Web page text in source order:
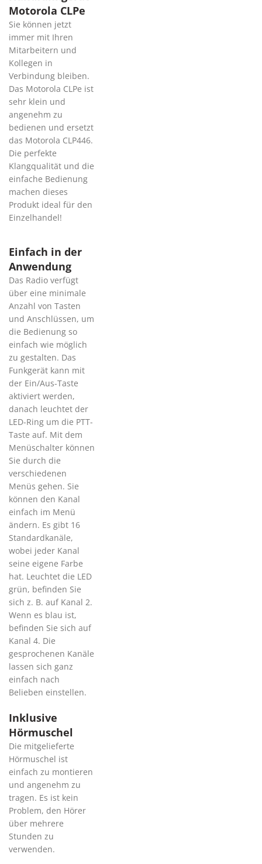
Motorola CLPe
Sie können jetzt
immer mit Ihren
Mitarbeitern und
Kollegen in
Verbindung bleiben.
Das Motorola CLPe ist
sehr klein und
angenehm zu
bedienen und ersetzt
das Motorola CLP446.
Die perfekte
Klangqualität und die
einfache Bedienung
machen dieses
Produkt ideal für den
Einzelhandel!
Einfach in der
Anwendung
Das Radio verfügt
über eine minimale
Anzahl von Tasten
und Anschlüssen, um
die Bedienung so
einfach wie möglich
zu gestalten. Das
Funkgerät kann mit
der Ein/Aus-Taste
aktiviert werden,
danach leuchtet der
LED-Ring um die PTT-
Taste auf. Mit dem
Menüschalter können
Sie durch die
verschiedenen
Menüs gehen. Sie
können den Kanal
einfach im Menü
ändern. Es gibt 16
Standardkanäle,
wobei jeder Kanal
seine eigene Farbe
hat. Leuchtet die LED
grün, befinden Sie
sich z. B. auf Kanal 2.
Wenn es blau ist,
befinden Sie sich auf
Kanal 4. Die
gesprochenen Kanäle
lassen sich ganz
einfach nach
Belieben einstellen.
Inklusive
Hörmuschel
Die mitgelieferte
Hörmuschel ist
einfach zu montieren
und angenehm zu
tragen. Es ist kein
Problem, den Hörer
über mehrere
Stunden zu
verwenden.